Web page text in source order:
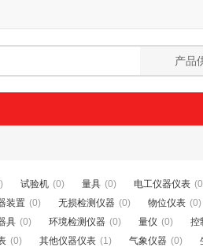
试验机 (0) 量具 (0) 电工仪器仪表
装置 (0) 无损检测仪器 (0) 物位仪表 (0)
具 (0) 环境检测仪器 (0) 量仪 (0) 控
(0) 其他仪器仪表 (1) 气象仪器 (0)